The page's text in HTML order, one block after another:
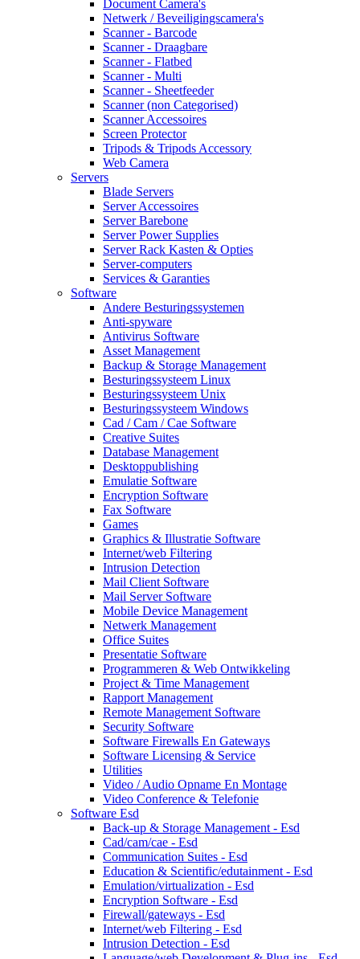
Document Camera's
Netwerk / Beveiligingscamera's
Scanner - Barcode
Scanner - Draagbare
Scanner - Flatbed
Scanner - Multi
Scanner - Sheetfeeder
Scanner (non Categorised)
Scanner Accessoires
Screen Protector
Tripods & Tripods Accessory
Web Camera
Servers
Blade Servers
Server Accessoires
Server Barebone
Server Power Supplies
Server Rack Kasten & Opties
Server-computers
Services & Garanties
Software
Andere Besturingssystemen
Anti-spyware
Antivirus Software
Asset Management
Backup & Storage Management
Besturingssysteem Linux
Besturingssysteem Unix
Besturingssysteem Windows
Cad / Cam / Cae Software
Creative Suites
Database Management
Desktoppublishing
Emulatie Software
Encryption Software
Fax Software
Games
Graphics & Illustratie Software
Internet/web Filtering
Intrusion Detection
Mail Client Software
Mail Server Software
Mobile Device Management
Netwerk Management
Office Suites
Presentatie Software
Programmeren & Web Ontwikkeling
Project & Time Management
Rapport Management
Remote Management Software
Security Software
Software Firewalls En Gateways
Software Licensing & Service
Utilities
Video / Audio Opname En Montage
Video Conference & Telefonie
Software Esd
Back-up & Storage Management - Esd
Cad/cam/cae - Esd
Communication Suites - Esd
Education & Scientific/edutainment - Esd
Emulation/virtualization - Esd
Encryption Software - Esd
Firewall/gateways - Esd
Internet/web Filtering - Esd
Intrusion Detection - Esd